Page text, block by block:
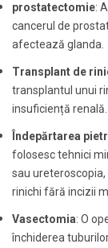
prostatectomie:
cancerul de
afectează glanda.
Transplant de
transplantul unui
insuficiență renală.
Îndepărtarea
folosesc tehnici
sau
rinichi fără incizii
Vasectomia: O
închiderea